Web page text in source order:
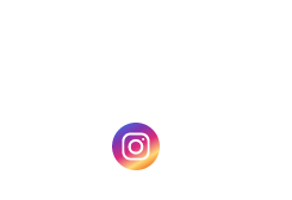
neuen Tab)(öffnet sich in